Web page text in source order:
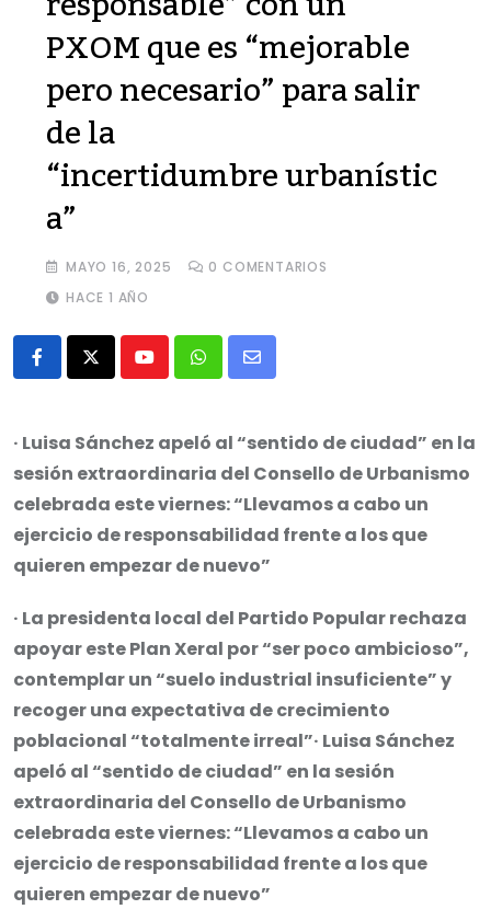
PXOM que es “mejorable
pero necesario” para salir
de la
“incertidumbre urbanístic
a”
MAYO 16, 2025 0 COMENTARIOS
HACE 1 AÑO
YoutubeWhatsapp
Share
Email
· Luisa Sánchez apeló al “sentido de ciudad” en la
sesión extraordinaria del Consello de Urbanismo
celebrada este viernes: “Llevamos a cabo un
ejercicio de responsabilidad frente a los que
quieren empezar de nuevo”
· La presidenta local del Partido Popular rechaza
apoyar este Plan Xeral por “ser poco ambicioso”,
contemplar un “suelo industrial insuficiente” y
recoger una expectativa de crecimiento
poblacional “totalmente irreal”· Luisa Sánchez
apeló al “sentido de ciudad” en la sesión
extraordinaria del Consello de Urbanismo
celebrada este viernes: “Llevamos a cabo un
ejercicio de responsabilidad frente a los que
quieren empezar de nuevo”